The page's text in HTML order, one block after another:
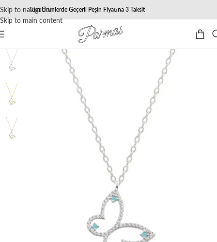
Skip to navigation
Skip to main content
Tüm Ürünlerde Geçerli Peşin Fiyatına 3 Taksit